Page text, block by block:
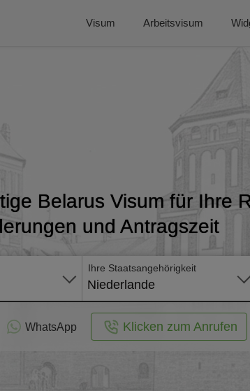
Visum Arbeitsvisum
Belarus Visum für Ihre
und Antragszeit
Ihre Staatsangehörigkeit
Niederlande
WhatsApp Klicken zum Anrufen